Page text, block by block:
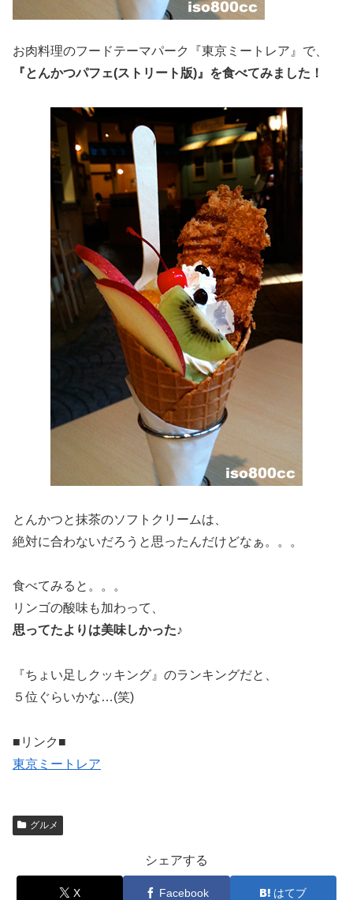
お肉料理のフードテーマパーク『東京ミートレア』で、
『とんかつパフェ(ストリート版)』を食べてみました！
とんかつと抹茶のソフトクリームは、
絶対に合わないだろうと思ったんだけどなぁ。。。
食べてみると。。。
リンゴの酸味も加わって、
思ってたよりは美味しかった♪
『ちょい足しクッキング』のランキングだと、
５位ぐらいかな…(笑)
■リンク■
東京ミートレア
グルメ
シェアする
X Facebook はてブ